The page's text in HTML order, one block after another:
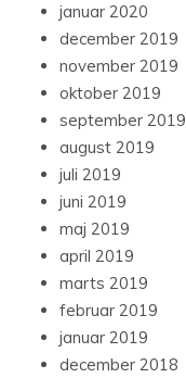
januar 2020
december 2019
november 2019
oktober 2019
september 2019
august 2019
juli 2019
juni 2019
maj 2019
april 2019
marts 2019
februar 2019
januar 2019
december 2018